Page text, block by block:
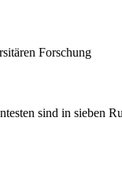
Forschung
sind in sieben